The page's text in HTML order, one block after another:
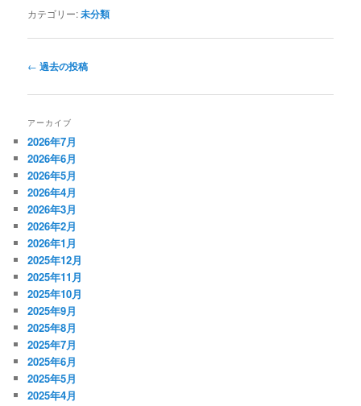
カテゴリー:未分類
投
ナ
ー
シ
ョ
ン
← 過去の投稿
アーカイブ
2026年7月
2026年6月
2026年5月
2026年4月
2026年3月
2026年2月
2026年1月
2025年12月
2025年11月
2025年10月
2025年9月
2025年8月
2025年7月
2025年6月
2025年5月
2025年4月